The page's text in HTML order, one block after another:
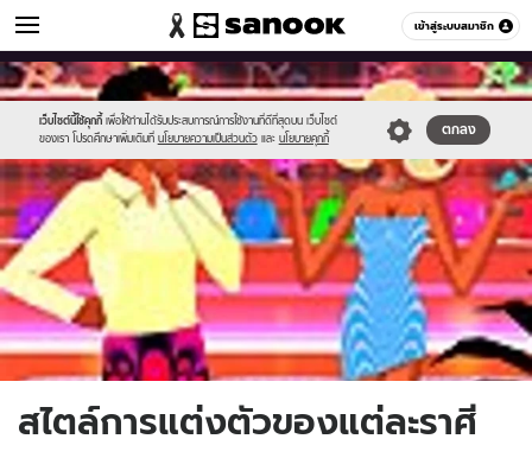
เข้าสู่ระบบสมาชิก
ดูดวง หมวดอื่นๆ
เว็บไซต์นี้ใช้คุกกี้ เพื่อให้ท่านได้รับประสบการณ์การใช้งานที่ดีที่สุดบน เว็บไซต์
ของเรา โปรดศึกษาเพิ่มเติมที่ นโยบายความเป็นส่วนตัว และ นโยบายคุกกี้
ตกลง
Sanook
//s.isanook.com/sr/0/images/logo-
new-
sanook.png
600
60
//s.isanook.com/ho/0/ud/1/5141/m_01912_001.jpg
สไตล์การแต่งตัวของแต่ละราศี